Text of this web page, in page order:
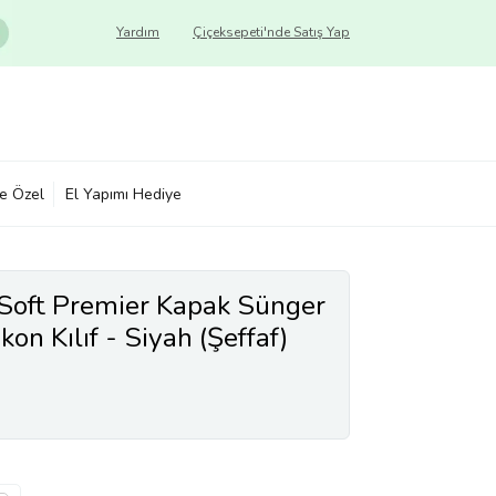
Çiçeksepeti'nde Satış Yap
Yardım
Özel El Yapımı Hediye
Premier Kapak Sünger
Kılıf - Siyah (Şeffaf)